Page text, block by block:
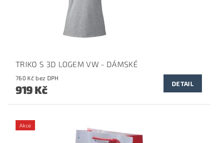
TRIKO S 3D LOGEM VW - DÁMSKÉ
760 Kč bez DPH
919 Kč DETAIL
Akce